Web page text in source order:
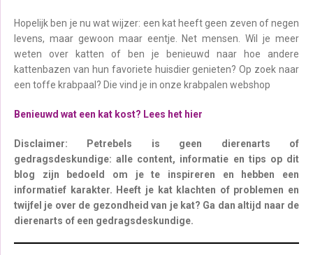
Hopelijk ben je nu wat wijzer: een kat heeft geen zeven of negen
levens, maar gewoon maar eentje. Net mensen. Wil je meer
weten over katten of ben je benieuwd naar hoe andere
kattenbazen van hun favoriete huisdier genieten? Op zoek naar
een toffe krabpaal? Die vind je in onze krabpalen webshop
Benieuwd wat een kat kost? Lees het hier
Disclaimer: Petrebels is geen dierenarts of
gedragsdeskundige: alle content, informatie en tips op dit
blog zijn bedoeld om je te inspireren en hebben een
informatief karakter. Heeft je kat klachten of problemen en
twijfel je over de gezondheid van je kat? Ga dan altijd naar de
dierenarts of een gedragsdeskundige.